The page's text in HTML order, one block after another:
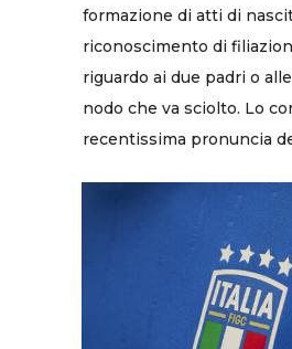
formazione di atti di
riconoscimento di
riguardo ai due padri o
nodo che va sciolto. Lo
recentissima pronuncia